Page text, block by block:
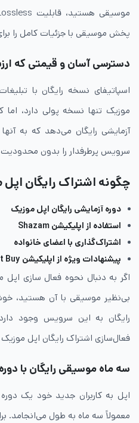
پخش موسیقی با جزئیات کامل را
دسترسی آسان و قیمتی که
اسپاتیفای نسخه رایگان با
موزیک تنها نسخه پولی دارد، اما
آزمایشی رایگان می‌دهد که به
سرویس پرطرفدار را بدون محدودیت
چگونه اشتراک رایگان
دوره آزمایشی رایگان اپل موزیک
استفاده از اپلیکیشن Shazam
اشتراک‌گذاری با اعضای خانواده
پیشنهادات ویژه از اپلیکیشن Best Buy
اگر به دنبال نحوه فعال سازی
بی‌نظیر موسیقی با آن هستید،
فعال‌سازی اشتراک رایگان اپل
سه ماه موسیقی رایگان با
اپل به کاربران جدید خود یک
معمولاً سه ماه به طول می‌انجامد.